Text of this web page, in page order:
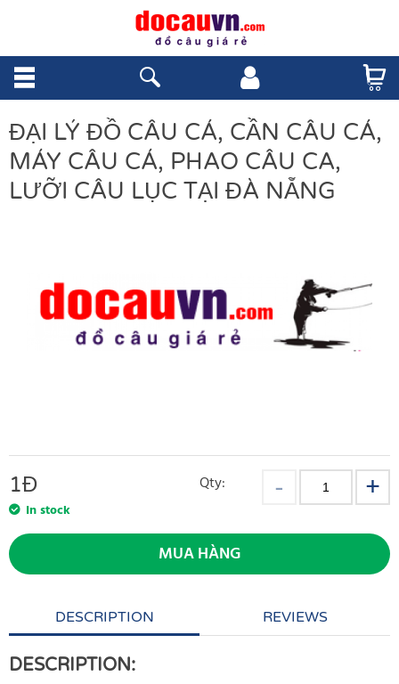
ĐẠI LÝ ĐỒ CÂU CÁ, CẦN CÂU CÁ,
MÁY CÂU CÁ, PHAO CÂU CA,
LƯỠI CÂU LỤC TẠI ĐÀ NẴNG
1Đ
In stock
Qty:
MUA HÀNG
DESCRIPTION REVIEWS
DESCRIPTION: